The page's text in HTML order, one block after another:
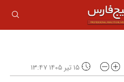
۱۵ تیر ۱۴۰۵ ۱۳:۴۷